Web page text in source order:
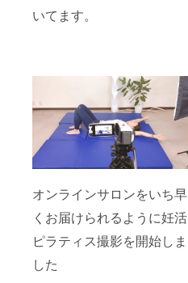
いてます。
オンラインサロンをいち早
くお届けられるように妊活
ピラティス撮影を開始しま
した